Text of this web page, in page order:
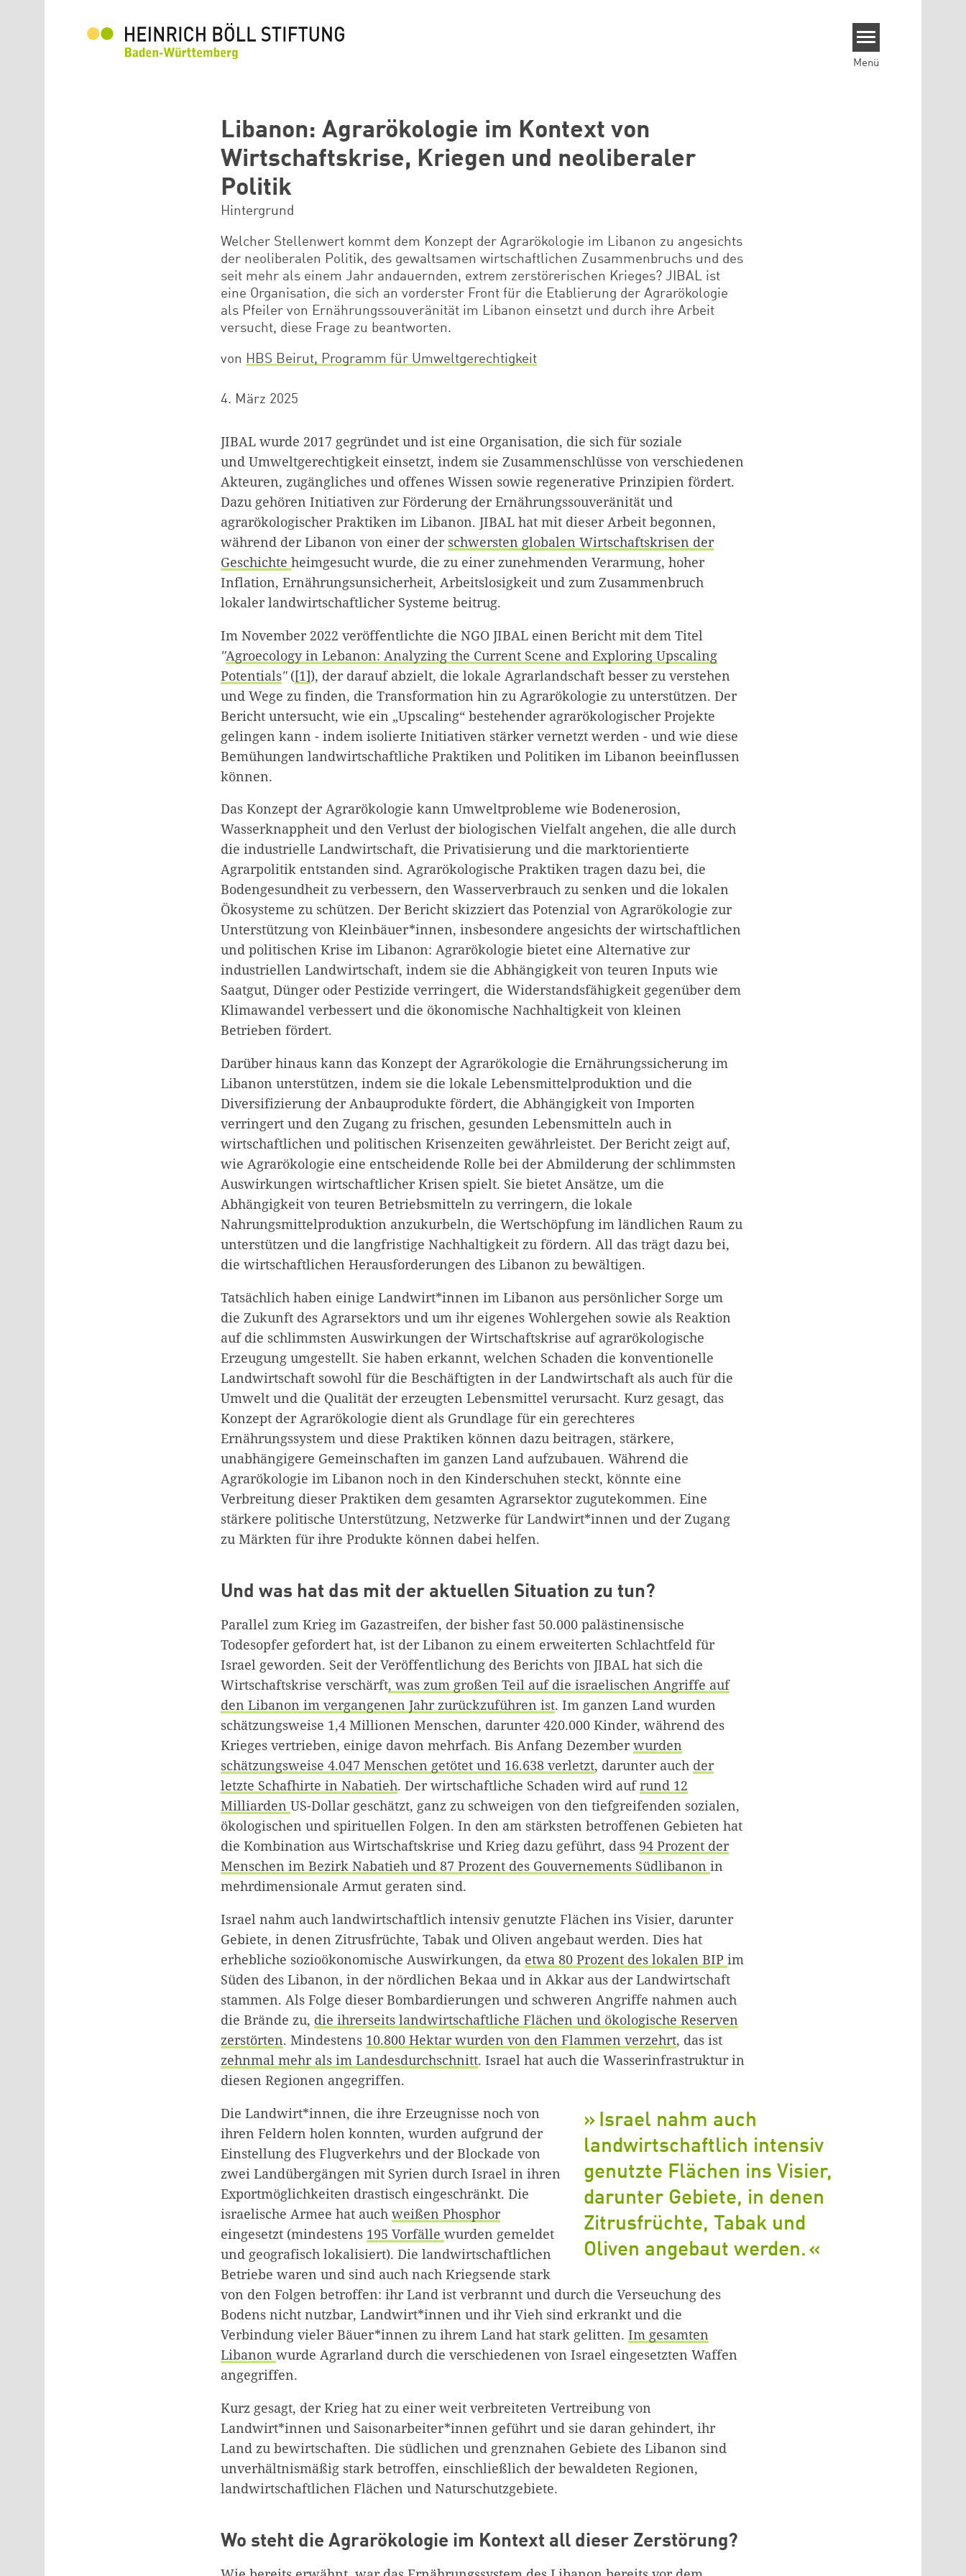
Menü
Libanon: Agrarökologie im Kontext von
Wirtschaftskrise, Kriegen und neoliberaler
Politik
Hintergrund
Welcher Stellenwert kommt dem Konzept der Agrarökologie im Libanon zu angesichts
der neoliberalen Politik, des gewaltsamen wirtschaftlichen Zusammenbruchs und des
seit mehr als einem Jahr andauernden, extrem zerstörerischen Krieges? JIBAL ist
eine Organisation, die sich an vorderster Front für die Etablierung der Agrarökologie
als Pfeiler von Ernährungssouveränität im Libanon einsetzt und durch ihre Arbeit
versucht, diese Frage zu beantworten.
von HBS Beirut, Programm für Umweltgerechtigkeit
4. März 2025
JIBAL wurde 2017 gegründet und ist eine Organisation, die sich für soziale
und Umweltgerechtigkeit einsetzt, indem sie Zusammenschlüsse von verschiedenen
Akteuren, zugängliches und offenes Wissen sowie regenerative Prinzipien fördert.
Dazu gehören Initiativen zur Förderung der Ernährungssouveränität und
agrarökologischer Praktiken im Libanon. JIBAL hat mit dieser Arbeit begonnen,
während der Libanon von einer der schwersten globalen Wirtschaftskrisen der
Geschichte heimgesucht wurde, die zu einer zunehmenden Verarmung, hoher
Inflation, Ernährungsunsicherheit, Arbeitslosigkeit und zum Zusammenbruch
lokaler landwirtschaftlicher Systeme beitrug.
Im November 2022 veröffentlichte die NGO JIBAL einen Bericht mit dem Titel
"Agroecology in Lebanon: Analyzing the Current Scene and Exploring Upscaling
Potentials" ( 1 ), der darauf abzielt, die lokale Agrarlandschaft besser zu verstehen
und Wege zu finden, die Transformation hin zu Agrarökologie zu unterstützen. Der
Bericht untersucht, wie ein „Upscaling“ bestehender agrarökologischer Projekte
gelingen kann - indem isolierte Initiativen stärker vernetzt werden - und wie diese
Bemühungen landwirtschaftliche Praktiken und Politiken im Libanon beeinflussen
können.
Das Konzept der Agrarökologie kann Umweltprobleme wie Bodenerosion,
Wasserknappheit und den Verlust der biologischen Vielfalt angehen, die alle durch
die industrielle Landwirtschaft, die Privatisierung und die marktorientierte
Agrarpolitik entstanden sind. Agrarökologische Praktiken tragen dazu bei, die
Bodengesundheit zu verbessern, den Wasserverbrauch zu senken und die lokalen
Ökosysteme zu schützen. Der Bericht skizziert das Potenzial von Agrarökologie zur
Unterstützung von Kleinbäuer*innen, insbesondere angesichts der wirtschaftlichen
und politischen Krise im Libanon: Agrarökologie bietet eine Alternative zur
industriellen Landwirtschaft, indem sie die Abhängigkeit von teuren Inputs wie
Saatgut, Dünger oder Pestizide verringert, die Widerstandsfähigkeit gegenüber dem
Klimawandel verbessert und die ökonomische Nachhaltigkeit von kleinen
Betrieben fördert.
Darüber hinaus kann das Konzept der Agrarökologie die Ernährungssicherung im
Libanon unterstützen, indem sie die lokale Lebensmittelproduktion und die
Diversifizierung der Anbauprodukte fördert, die Abhängigkeit von Importen
verringert und den Zugang zu frischen, gesunden Lebensmitteln auch in
wirtschaftlichen und politischen Krisenzeiten gewährleistet. Der Bericht zeigt auf,
wie Agrarökologie eine entscheidende Rolle bei der Abmilderung der schlimmsten
Auswirkungen wirtschaftlicher Krisen spielt. Sie bietet Ansätze, um die
Abhängigkeit von teuren Betriebsmitteln zu verringern, die lokale
Nahrungsmittelproduktion anzukurbeln, die Wertschöpfung im ländlichen Raum zu
unterstützen und die langfristige Nachhaltigkeit zu fördern. All das trägt dazu bei,
die wirtschaftlichen Herausforderungen des Libanon zu bewältigen.
Tatsächlich haben einige Landwirt*innen im Libanon aus persönlicher Sorge um
die Zukunft des Agrarsektors und um ihr eigenes Wohlergehen sowie als Reaktion
auf die schlimmsten Auswirkungen der Wirtschaftskrise auf agrarökologische
Erzeugung umgestellt. Sie haben erkannt, welchen Schaden die konventionelle
Landwirtschaft sowohl für die Beschäftigten in der Landwirtschaft als auch für die
Umwelt und die Qualität der erzeugten Lebensmittel verursacht. Kurz gesagt, das
Konzept der Agrarökologie dient als Grundlage für ein gerechteres
Ernährungssystem und diese Praktiken können dazu beitragen, stärkere,
unabhängigere Gemeinschaften im ganzen Land aufzubauen. Während die
Agrarökologie im Libanon noch in den Kinderschuhen steckt, könnte eine
Verbreitung dieser Praktiken dem gesamten Agrarsektor zugutekommen. Eine
stärkere politische Unterstützung, Netzwerke für Landwirt*innen und der Zugang
zu Märkten für ihre Produkte können dabei helfen.
Und was hat das mit der aktuellen Situation zu tun?
Parallel zum Krieg im Gazastreifen, der bisher fast 50.000 palästinensische
Todesopfer gefordert hat, ist der Libanon zu einem erweiterten Schlachtfeld für
Israel geworden. Seit der Veröffentlichung des Berichts von JIBAL hat sich die
Wirtschaftskrise verschärft, was zum großen Teil auf die israelischen Angriffe auf
den Libanon im vergangenen Jahr zurückzuführen ist. Im ganzen Land wurden
schätzungsweise 1,4 Millionen Menschen, darunter 420.000 Kinder, während des
Krieges vertrieben, einige davon mehrfach. Bis Anfang Dezemberwurden
schätzungsweise 4.047 Menschen getötet und 16.638 verletzt, darunter auch der
letzte Schafhirte in Nabatieh. Der wirtschaftliche Schaden wird aufrund 12
Milliarden US-Dollar geschätzt, ganz zu schweigen von den tiefgreifenden sozialen,
ökologischen und spirituellen Folgen. In den am stärksten betroffenen Gebieten hat
die Kombination aus Wirtschaftskrise und Krieg dazu geführt, dass 94 Prozent der
Menschen im Bezirk Nabatieh und 87 Prozent des Gouvernements Südlibanon in
mehrdimensionale Armut geraten sind.
Israel nahm auch landwirtschaftlich intensiv genutzte Flächen ins Visier, darunter
Gebiete, in denen Zitrusfrüchte, Tabak und Oliven angebaut werden. Dies hat
erhebliche sozioökonomische Auswirkungen, da etwa 80 Prozent des lokalen BIP im
Süden des Libanon, in der nördlichen Bekaa und in Akkar aus der Landwirtschaft
stammen. Als Folge dieser Bombardierungen und schweren Angriffe nahmen auch
die Brände zu, die ihrerseits landwirtschaftliche Flächen und ökologische Reserven
zerstörten. Mindestens 10.800 Hektar wurden von den Flammen verzehrt, das ist
zehnmal mehr als im Landesdurchschnitt. Israel hat auch die Wasserinfrastruktur in
diesen Regionen angegriffen.
Israel nahm auch
landwirtschaftlich intensiv
genutzte Flächen ins Visier,
darunter Gebiete, in denen
Zitrusfrüchte, Tabak und
Oliven angebaut werden.
Die Landwirt*innen, die ihre Erzeugnisse noch von
ihren Feldern holen konnten, wurden aufgrund der
Einstellung des Flugverkehrs und der Blockade von
zwei Landübergängen mit Syrien durch Israel in ihren
Exportmöglichkeiten drastisch eingeschränkt. Die
israelische Armee hat auch weißen Phosphor
eingesetzt (mindestens 195 Vorfälle wurden gemeldet
und geografisch lokalisiert). Die landwirtschaftlichen
Betriebe waren und sind auch nach Kriegsende stark
von den Folgen betroffen: ihr Land ist verbrannt und durch die Verseuchung des
Bodens nicht nutzbar, Landwirt*innen und ihr Vieh sind erkrankt und die
Verbindung vieler Bäuer*innen zu ihrem Land hat stark gelitten. Im gesamten
Libanon wurde Agrarland durch die verschiedenen von Israel eingesetzten Waffen
angegriffen.
Kurz gesagt, der Krieg hat zu einer weit verbreiteten Vertreibung von
Landwirt*innen und Saisonarbeiter*innen geführt und sie daran gehindert, ihr
Land zu bewirtschaften. Die südlichen und grenznahen Gebiete des Libanon sind
unverhältnismäßig stark betroffen, einschließlich der bewaldeten Regionen,
landwirtschaftlichen Flächen und Naturschutzgebiete.
Wo steht die Agrarökologie im Kontext all dieser Zerstörung?